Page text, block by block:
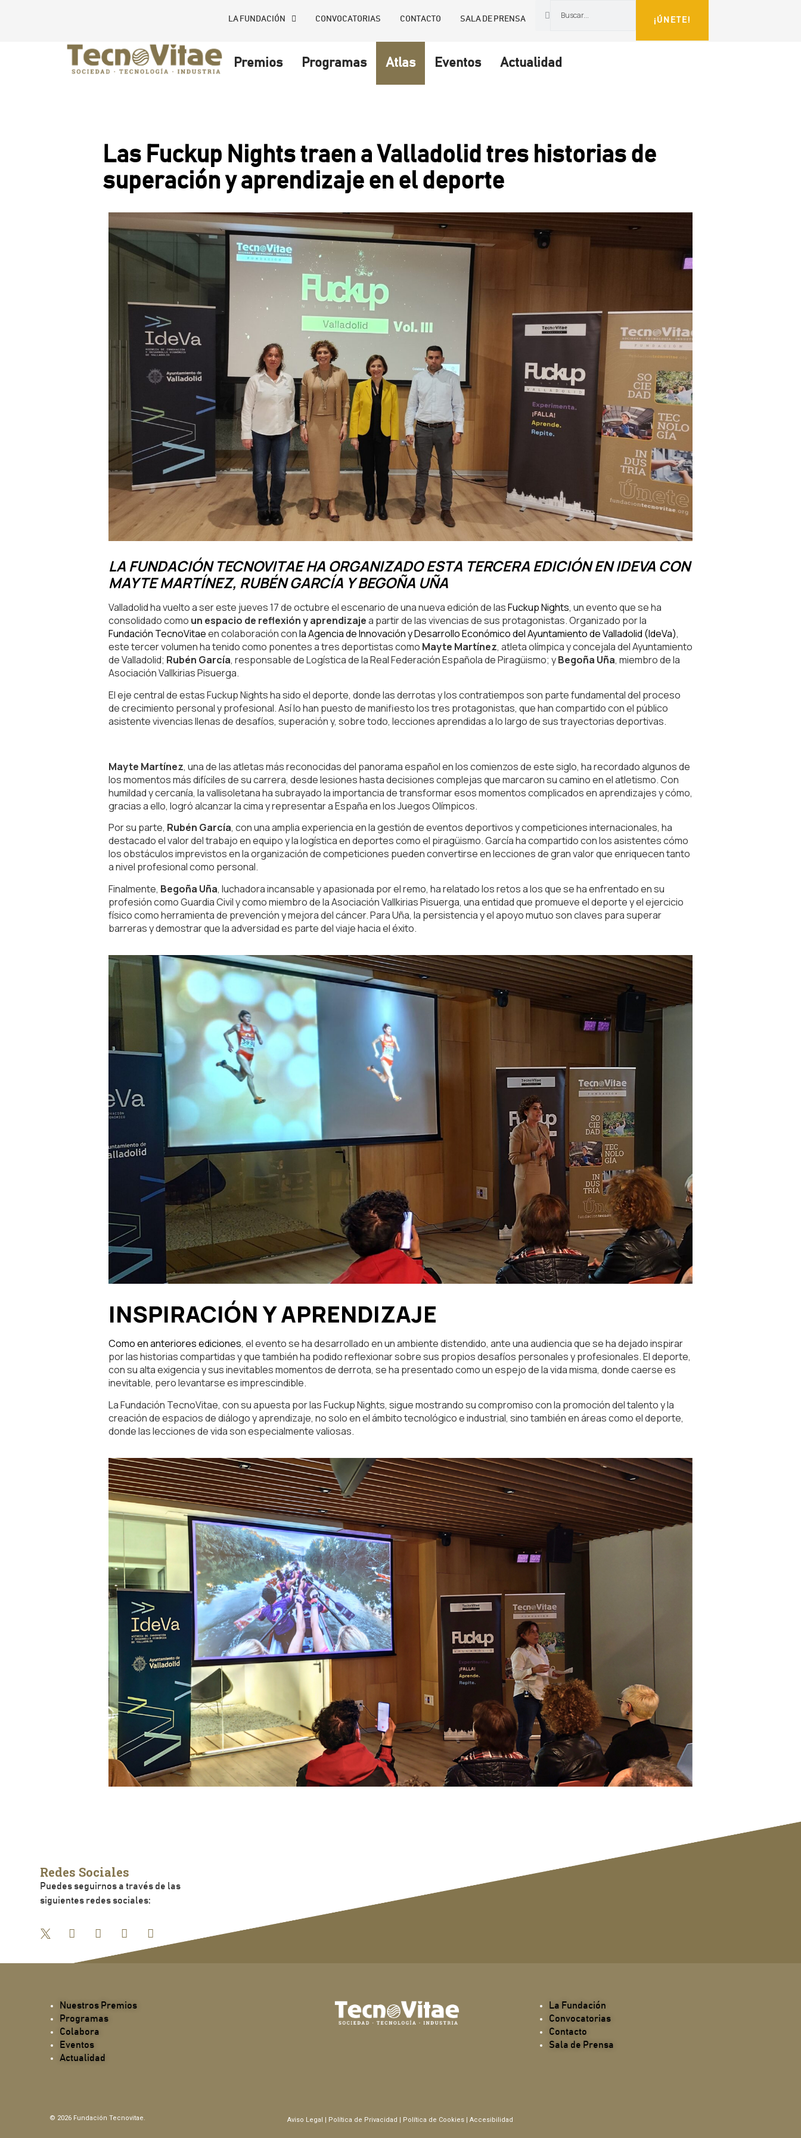
LA FUNDACIÓN CONVOCATORIAS CONTACTO SALA DE PRENSA ¡ÚNETE!
Premios Programas Atlas Eventos Actualidad
Las Fuckup Nights traen a Valladolid tres historias de
superación y aprendizaje en el deporte
LA FUNDACIÓN TECNOVITAE HA ORGANIZADO ESTA TERCERA EDICIÓN EN IDEVA CON
MAYTE MARTÍNEZ, RUBÉN GARCÍA Y BEGOÑA UÑA
Valladolid ha vuelto a ser este jueves 17 de octubre el escenario de una nueva edición de lasFuckup Nights, un evento que se ha
consolidado como un espacio de reflexión y aprendizajea partir de las vivencias de sus protagonistas. Organizado por la
Fundación TecnoVitaeen colaboración conla Agencia de Innovación y Desarrollo Económico del Ayuntamiento de Valladolid (IdeVa),
este tercer volumen ha tenido como ponentes a tres deportistas como Mayte Martínez, atleta olímpica y concejala del Ayuntamiento
de Valladolid; Rubén García, responsable de Logística de la Real Federación Española de Piragüismo; yBegoña Uña, miembro de la
Asociación Vallkirias Pisuerga.
El eje central de estas Fuckup Nights ha sido el deporte, donde las derrotas y los contratiempos son parte fundamental del proceso
de crecimiento personal y profesional. Así lo han puesto de manifiesto los tres protagonistas, que han compartido con el público
asistente vivencias llenas de desafíos, superación y, sobre todo, lecciones aprendidas a lo largo de sus trayectorias deportivas.
Mayte Martínez, una de las atletas más reconocidas del panorama español en los comienzos de este siglo, ha recordado algunos de
los momentos más difíciles de su carrera, desde lesiones hasta decisiones complejas que marcaron su camino en el atletismo. Con
humildad y cercanía, la vallisoletana ha subrayado la importancia de transformar esos momentos complicados en aprendizajes y cómo,
gracias a ello, logró alcanzar la cima y representar a España en los Juegos Olímpicos.
Por su parte, Rubén García, con una amplia experiencia en la gestión de eventos deportivos y competiciones internacionales, ha
destacado el valor del trabajo en equipo y la logística en deportes como el piragüismo. García ha compartido con los asistentes cómo
los obstáculos imprevistos en la organización de competiciones pueden convertirse en lecciones de gran valor que enriquecen tanto
a nivel profesional como personal.
Finalmente, Begoña Uña, luchadora incansable y apasionada por el remo, ha relatado los retos a los que se ha enfrentado en su
profesión como Guardia Civil y como miembro de la Asociación Vallkirias Pisuerga, una entidad que promueve el deporte y el ejercicio
físico como herramienta de prevención y mejora del cáncer. Para Uña, la persistencia y el apoyo mutuo son claves para superar
barreras y demostrar que la adversidad es parte del viaje hacia el éxito.
INSPIRACIÓN Y APRENDIZAJE
Como en anteriores ediciones, el evento se ha desarrollado en un ambiente distendido, ante una audiencia que se ha dejado inspirar
por las historias compartidas y que también ha podido reflexionar sobre sus propios desafíos personales y profesionales. El deporte,
con su alta exigencia y sus inevitables momentos de derrota, se ha presentado como un espejo de la vida misma, donde caerse es
inevitable, pero levantarse es imprescindible.
La Fundación TecnoVitae, con su apuesta por las Fuckup Nights, sigue mostrando su compromiso con la promoción del talento y la
creación de espacios de diálogo y aprendizaje, no solo en el ámbito tecnológico e industrial, sino también en áreas como el deporte,
donde las lecciones de vida son especialmente valiosas.
Redes Sociales
Puedes seguirnos a través de las
siguientes redes sociales:
Nuestros Premios
Programas
Colabora
Eventos
Actualidad
La Fundación
Convocatorias
Contacto
Sala de Prensa
© 2026 Fundación Tecnovitae. Aviso Legal Política de Privacidad Política de Cookies |Accesibilidad